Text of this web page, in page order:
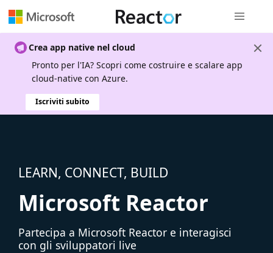
Crea app native nel cloud
Pronto per l'IA? Scopri come costruire e scalare app
cloud-native con Azure.
Iscriviti subito
LEARN, CONNECT, BUILD
Microsoft Reactor
Partecipa a Microsoft Reactor e interagisci
con gli sviluppatori live